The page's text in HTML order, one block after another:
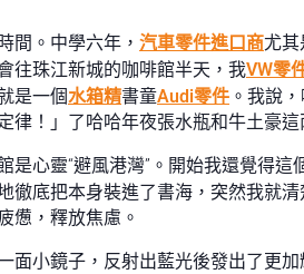
間。中學六年， 汽車零件進口商尤其
往珠江新城的咖啡館半天，我VW零
是一個水箱精書童Audi零件 。我說
律！」了哈哈年夜張水瓶和牛土豪
心靈“避風港灣”。開始我還覺得
徹底把本身裝進了書海，突然我就
憊，釋放焦慮。
面小鏡子，反射出藍光後發出了更